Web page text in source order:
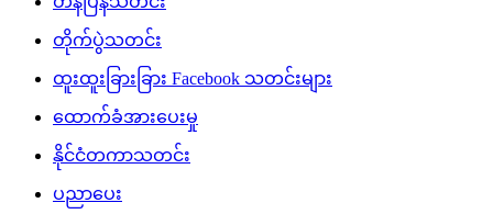
တိုက်ပွဲသတင်း
ထူးထူးခြားခြား Facebook သတင်းများ
ထောက်ခံအားပေးမှု
နိုင်ငံတကာသတင်း
ပညာပေး